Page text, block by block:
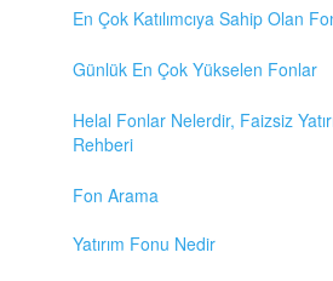
En Çok Katılımcıya Sahip Olan
Günlük En Çok Yükselen Fonlar
Helal Fonlar Nelerdir, Faizsiz
Rehberi
Fon Arama
Yatırım Fonu Nedir